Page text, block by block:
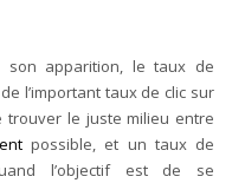
son apparition, le taux de
l’important taux de clic sur
trouver le juste milieu entre
possible, et un taux de
l’objectif est de se